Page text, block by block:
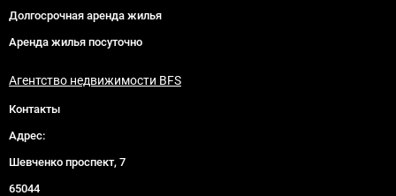
Долгосрочная аренда жилья
Аренда жилья посуточно
Агентство недвижимости BFS
Контакты
Адрес:
Шевченко проспект, 7
65044